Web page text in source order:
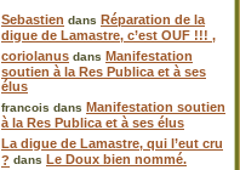
Sebastien dans Réparation de la
digue de Lamastre, c’est OUF !!! ,
coriolanus dans Manifestation
soutien à la Res Publica et à ses
élus
francois dans Manifestation soutien
à la Res Publica et à ses élus
La digue de Lamastre, qui l’eut cru
? dans Le Doux bien nommé.